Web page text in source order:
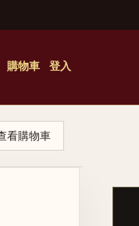
購物車 登入
看購物車